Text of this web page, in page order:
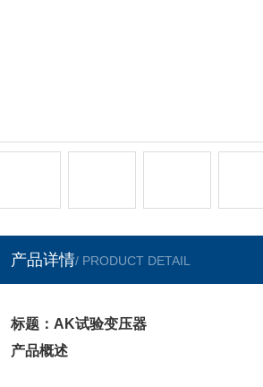
产品详情/ PRODUCT DETAIL
标题：AK试验变压器
产品概述